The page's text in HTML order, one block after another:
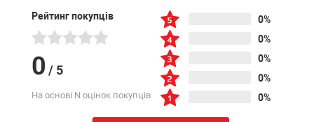
Рейтинг покупців
0 / 5
На основі N оцінок покупців
0%
0%
0%
0%
0%